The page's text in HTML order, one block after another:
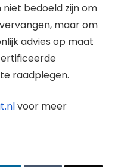
bedoeld zijn om
maar om
advies op maat
raadplegen.
voor meer